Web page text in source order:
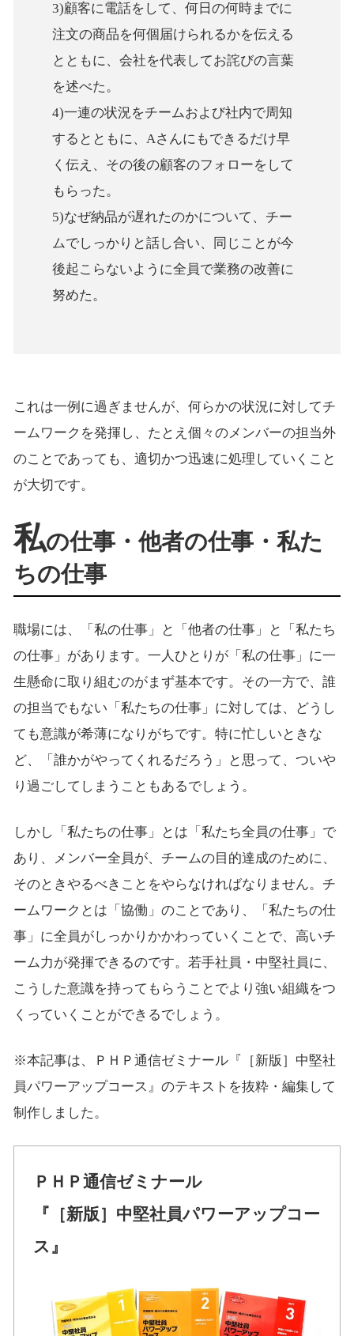
3)顧客に電話をして、何日の何時までに
注文の商品を何個届けられるかを伝える
とともに、会社を代表してお詫びの言葉
を述べた。
4)一連の状況をチームおよび社内で周知
するとともに、Aさんにもできるだけ早
く伝え、その後の顧客のフォローをして
もらった。
5)なぜ納品が遅れたのかについて、チー
ムでしっかりと話し合い、同じことが今
後起こらないように全員で業務の改善に
努めた。
これは一例に過ぎませんが、何らかの状況に対してチ
ームワークを発揮し、たとえ個々のメンバーの担当外
のことであっても、適切かつ迅速に処理していくこと
が大切です。
私の仕事・他者の仕事・私た
ちの仕事
職場には、「私の仕事」と「他者の仕事」と「私たち
の仕事」があります。一人ひとりが「私の仕事」に一
生懸命に取り組むのがまず基本です。その一方で、誰
の担当でもない「私たちの仕事」に対しては、どうし
ても意識が希薄になりがちです。特に忙しいときな
ど、「誰かがやってくれるだろう」と思って、ついや
り過ごしてしまうこともあるでしょう。
しかし「私たちの仕事」とは「私たち全員の仕事」で
あり、メンバー全員が、チームの目的達成のために、
そのときやるべきことをやらなければなりません。チ
ームワークとは「協働」のことであり、「私たちの仕
事」に全員がしっかりかかわっていくことで、高いチ
ーム力が発揮できるのです。若手社員・中堅社員に、
こうした意識を持ってもらうことでより強い組織をつ
くっていくことができるでしょう。
※本記事は、ＰＨＰ通信ゼミナール『［新版］中堅社
員パワーアップコース』のテキストを抜粋・編集して
制作しました。
ＰＨＰ通信ゼミナール
『［新版］中堅社員パワーアップコー
ス』